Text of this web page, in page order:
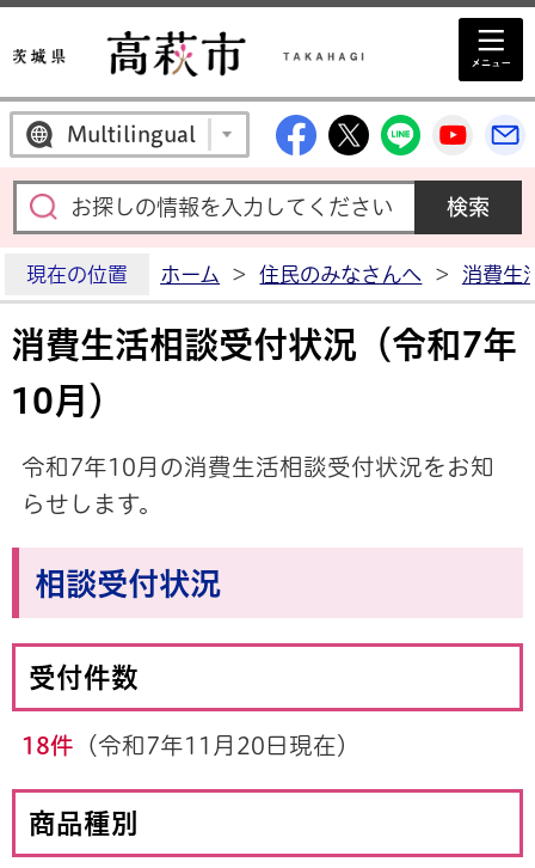
Multilingual 高萩市公式
高萩市公式X
高萩市
高
現在の位置 ホーム > 住民のみなさんへ > 消費生
消費生活相談受付状況（令和7年
10月）
令和7年10 月の消費生活相談受付状況をお知
らせします。
相談受付状況
受付件数
18件 （令和7年11月20日現在）
商品種別